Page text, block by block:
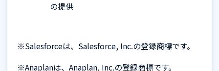
の提供
※Salesforceは、Salesforce, Inc.の登録商標です。
※Anaplanは、 Anaplan, Inc.の登録商標です。